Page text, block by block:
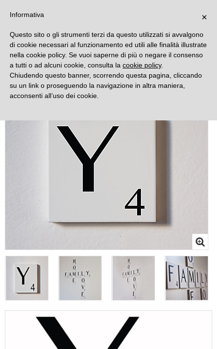
Novità
×
Informativa
Questo sito o gli strumenti terzi da questo utilizzati si avvalgono
di cookie necessari al funzionamento ed utili alle finalità illustrate
nella cookie policy. Se vuoi saperne di più o negare il consenso
a tutti o ad alcuni cookie, consulta la cookie policy.
Chiudendo questo banner, scorrendo questa pagina, cliccando
su un link o proseguendo la navigazione in altra maniera,
acconsenti all’uso dei cookie.